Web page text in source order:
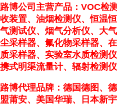
路博公司主营产品：VOC检
收装置、 油烟检测仪、恒温
气测试仪、烟气分析仪、大
尘采样器、氟化物采样器、
质采样器、实验室水质检测
携式明渠流量计、辐射检测
路博代理品牌：德国德图 、
盟莆安、美国华瑞、日本新